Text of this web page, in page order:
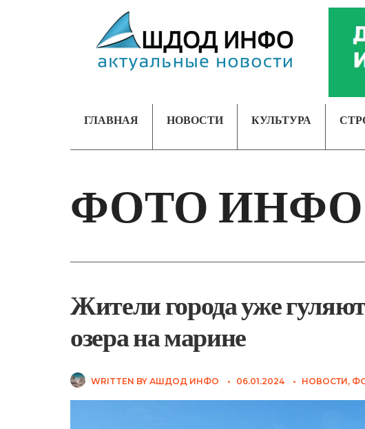
ГЛАВНАЯ НОВОСТИ КУЛЬТУРА
ФОТО ИНФО
Жители города уже
озера на марине
WRITTEN BY АШДОД ИНФО • 06.01.2024 • НОВОСТИ,